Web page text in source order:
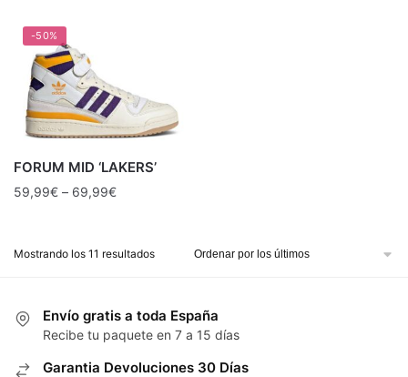
-50%
FORUM MID ‘LAKERS’
59,99€ – 69,99€
Mostrando los 11 resultados
Envío gratis a toda España
Recibe tu paquete en 7 a 15 días
Garantia Devoluciones 30 Días